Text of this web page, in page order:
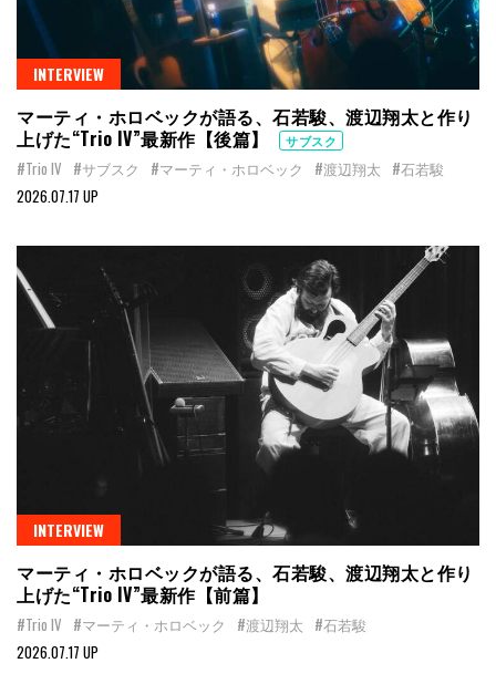
INTERVIEW
マーティ・ホロベックが語る、石若駿、渡辺翔太と作り
上げた“Trio IV”最新作【後篇】
サブスク
#Trio IV #サブスク #マーティ・ホロベック #渡辺翔太 #石若駿
2026.07.17 UP
INTERVIEW
マーティ・ホロベックが語る、石若駿、渡辺翔太と作り
上げた“Trio IV”最新作【前篇】
#Trio IV #マーティ・ホロベック #渡辺翔太 #石若駿
2026.07.17 UP